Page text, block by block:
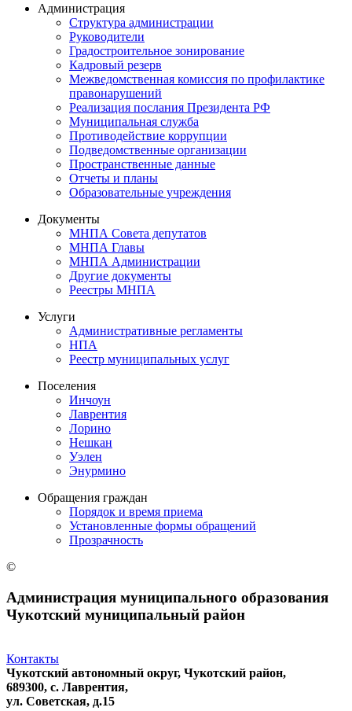
Администрация
Структура администрации
Руководители
Градостроительное зонирование
Кадровый резерв
Межведомственная комиссия по профилактике
правонарушений
Реализация послания Президента РФ
Муниципальная служба
Противодействие коррупции
Подведомственные организации
Пространственные данные
Отчеты и планы
Образовательные учреждения
Документы
МНПА Совета депутатов
МНПА Главы
МНПА Администрации
Другие документы
Реестры МНПА
Услуги
Административные регламенты
НПА
Реестр муниципальных услуг
Поселения
Инчоун
Лаврентия
Лорино
Нешкан
Уэлен
Энурмино
Обращения граждан
Порядок и время приема
Установленные формы обращений
Прозрачность
©
Администрация муниципального образования
Чукотский муниципальный район
Контакты
Чукотский автономный округ, Чукотский район,
689300, с. Лаврентия,
ул. Советская, д.15